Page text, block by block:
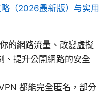
（2026最新版）与实用
的網路流量、改變虛擬
、提升公開網路的安全
都能完全匿名，部分